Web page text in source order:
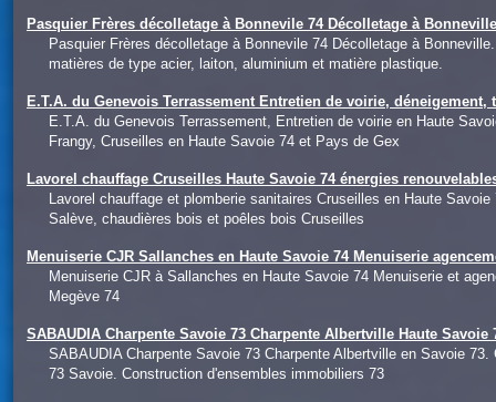
Pasquier Frères décolletage à Bonnevile 74 Décolletage à
Pasquier Frères décolletage à Bonnevile 74 Décolletage à
matières de type acier, laiton, aluminium et matière plastique.
E.T.A. du Genevois Terrassement Entretien de voirie, déneigement,
E.T.A. du Genevois Terrassement, Entretien de voirie en Haute
Frangy, Cruseilles en Haute Savoie 74 et Pays de Gex
Lavorel chauffage Cruseilles Haute Savoie 74 énergies
Lavorel chauffage et plomberie sanitaires Cruseilles en Haute
Salève, chaudières bois et poêles bois Cruseilles
Menuiserie CJR Sallanches en Haute Savoie 74 Menuiserie
Menuiserie CJR à Sallanches en Haute Savoie 74 Menuiserie et
Megève 74
SABAUDIA Charpente Savoie 73 Charpente Albertville Haute
SABAUDIA Charpente Savoie 73 Charpente Albertville en Savoie
73 Savoie. Construction d'ensembles immobiliers 73